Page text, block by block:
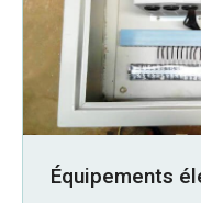
Équipements